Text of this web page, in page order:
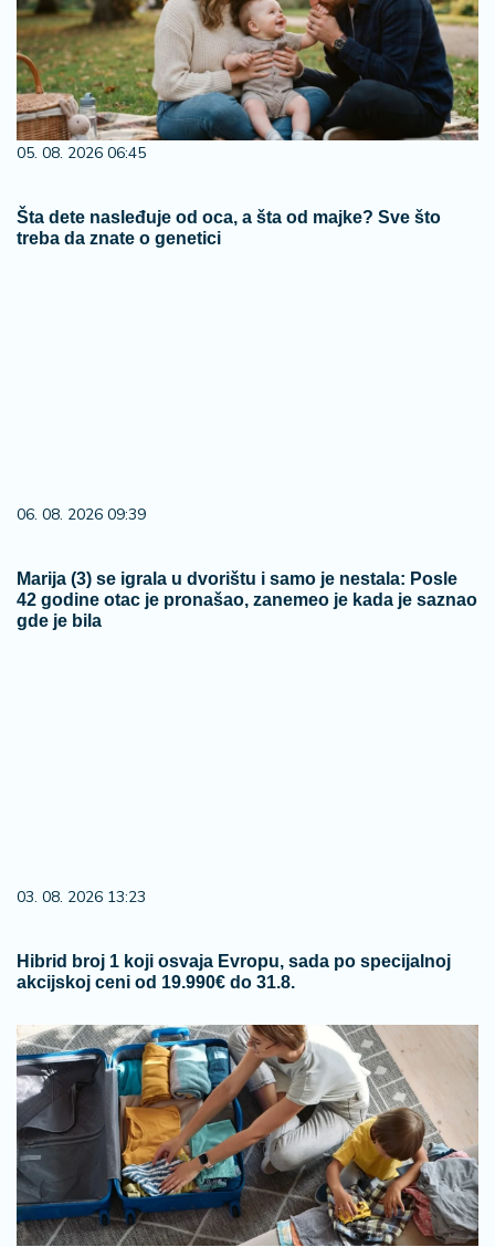
05. 08. 2026 06:45
Šta dete nasleđuje od oca, a šta od majke? Sve što
treba da znate o genetici
06. 08. 2026 09:39
Marija (3) se igrala u dvorištu i samo je nestala: Posle
42 godine otac je pronašao, zanemeo je kada je saznao
gde je bila
03. 08. 2026 13:23
Hibrid broj 1 koji osvaja Evropu, sada po specijalnoj
akcijskoj ceni od 19.990€ do 31.8.